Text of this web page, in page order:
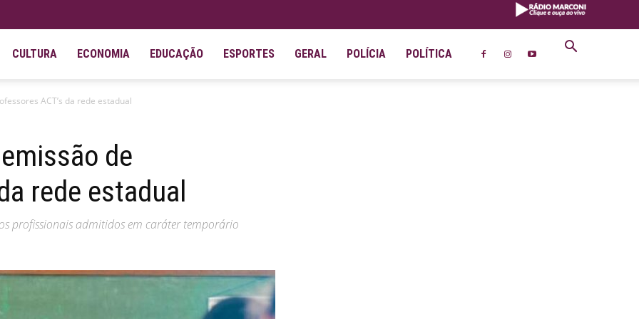
CULTURA ECONOMIA EDUCAÇÃO ESPORTES GERAL POLÍCIA POLÍTICA
ACT’s da rede estadual
de
rede estadual
profissionais admitidos em caráter temporário